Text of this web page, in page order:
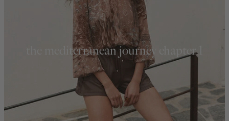
the mediterranean journey chapter 1